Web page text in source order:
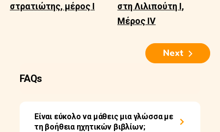
στρατιώτης, μέρος Ι
στη Λιλιπούτη Ι,
Μέρος IV
Next
FAQs
Είναι εύκολο να μάθεις μια γλώσσα με
τη βοήθεια ηχητικών βιβλίων;